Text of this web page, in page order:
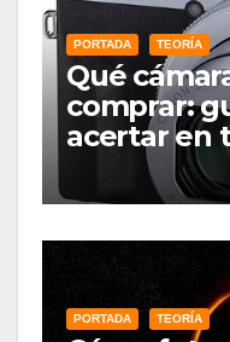
PORTADA TEORÍA
Qué
comprar:
acertar en
PORTADA TEORÍA